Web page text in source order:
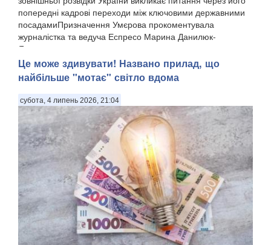
попередні кадрові переходи між ключовими державними
посадамиПризначення Умєрова прокоментувала
журналістка та ведуча Еспресо Марина Данилюк-
Ярмолаєва у п...
Це може здивувати! Названо прилад, що
найбільше "мотає" світло вдома
субота, 4 липень 2026, 21:04